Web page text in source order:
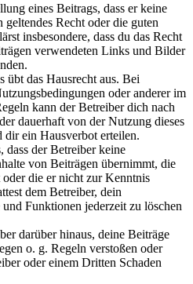
eines Beitrags, dass er keine
geltendes Recht oder die guten
insbesondere, dass du das Recht
verwendeten Links und Bilder
übt das Hausrecht aus. Bei
oder anderer im
kann der Betreiber dich nach
dauerhaft von der Nutzung dieses
dir ein Hausverbot erteilen.
der Betreiber keine
von Beiträgen übernimmt, die
oder die er nicht zur Kenntnis
dem Betreiber, dein
Funktionen jederzeit zu löschen
darüber hinaus, deine Beiträge
o. g. Regeln verstoßen oder
oder einem Dritten Schaden